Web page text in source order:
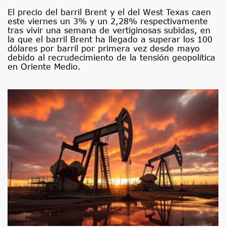
El precio del barril Brent y el del West Texas caen
este viernes un 3% y un 2,28% respectivamente
tras vivir una semana de vertiginosas subidas, en
la que el barril Brent ha llegado a superar los 100
dólares por barril por primera vez desde mayo
debido al recrudecimiento de la tensión geopolítica
en Oriente Medio.